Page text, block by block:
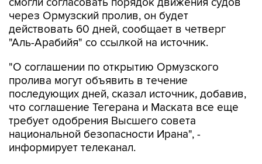
через Ормузский пролив, он будет
действовать 60 дней, сообщает в четверг
"Аль-Арабийя" со ссылкой на источник.
"О соглашении по открытию Ормузского
пролива могут объявить в течение
последующих дней, сказал источник, добавив,
что соглашение Тегерана и Маската все еще
требует одобрения Высшего совета
национальной безопасности Ирана", -
информирует телеканал.